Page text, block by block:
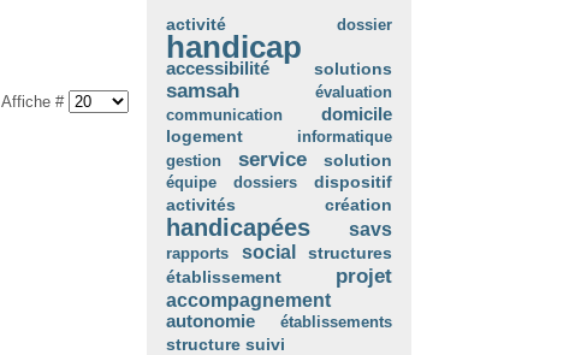
Affiche #
activité dossier
handicap
accessibilité solutions
samsah
évaluation
communication
domicile
logement
informatique
gestion
service
solution
équipe
dossiers
dispositif
activités
création
handicapées savs
rapports social
structures
établissement
projet
accompagnement
autonomie
établissements
structure suivi